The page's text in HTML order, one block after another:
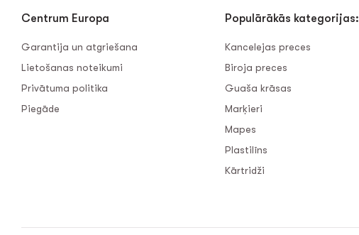
Centrum Europa
Garantija un atgriešana
Lietošanas noteikumi
Privātuma politika
Piegāde
Populārākās kategorijas:
Kancelejas preces
Biroja preces
Guaša krāsas
Marķieri
Mapes
Plastilīns
Kārtridži